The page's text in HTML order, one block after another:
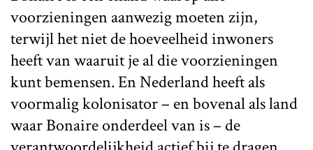
voorzieningen aanwezig moeten zijn,
terwijl het niet de hoeveelheid inwoners
heeft van waaruit je al die voorzieningen
kunt bemensen. En Nederland heeft als
voormalig kolonisator – en bovenal als land
waar Bonaire onderdeel van is – de